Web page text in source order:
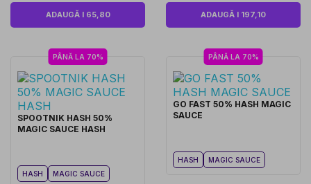
ADAUGĂ I 65,80 ADAUGĂ I 197,10
PÂNĂ LA 70%
SPOOTNIK HASH 50%
MAGIC SAUCE HASH
HASH MAGIC SAUCE
PÂNĂ LA 70%
GO FAST 50% HASH MAGIC
SAUCE
HASH MAGIC SAUCE